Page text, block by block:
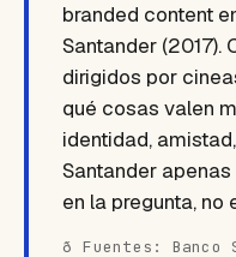
branded content
Santander (2017).
dirigidos por
qué cosas valen
identidad,
Santander
en la pregunta, no
ð Fuentes: